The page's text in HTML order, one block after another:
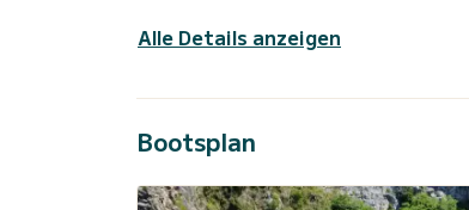
Alle Details anzeigen
Bootsplan